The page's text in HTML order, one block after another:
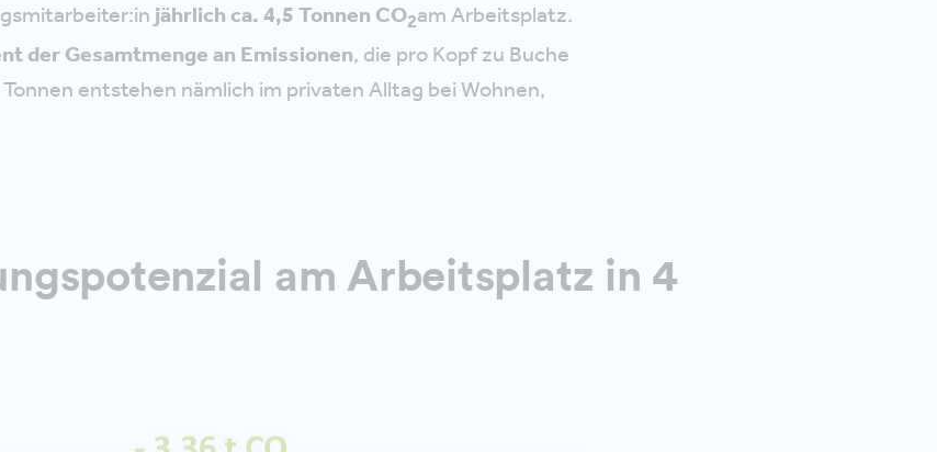
jährlich ca. 4,5 Tonnen CO2am Arbeitsplatz.
der Gesamtmenge an Emissionen, die pro Kopf zu Buche
entstehen nämlich im privaten Alltag bei Wohnen,
am Arbeitsplatz in 4